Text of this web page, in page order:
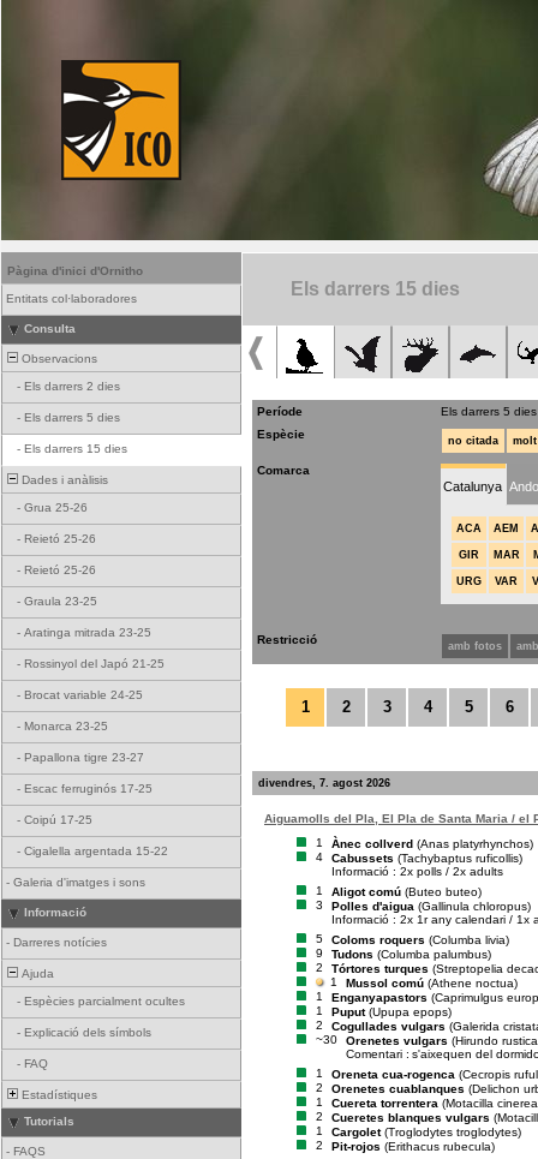
Pàgina d'inici d'Ornitho
Entitats col·laboradores
Consulta
Observacions
- Els darrers 2 dies
- Els darrers 5 dies
- Els darrers 15 dies
Dades i anàlisis
- Grua 25-26
- Reietó 25-26
- Reietó 25-26
- Graula 23-25
- Aratinga mitrada 23-25
- Rossinyol del Japó 21-25
- Brocat variable 24-25
- Monarca 23-25
- Papallona tigre 23-27
- Escac ferruginós 17-25
- Coipú 17-25
- Cigalella argentada 15-22
- Galeria d'imatges i sons
Informació
- Darreres notícies
Ajuda
- Espècies parcialment ocultes
- Explicació dels símbols
- FAQ
Estadístiques
Tutorials
- FAQS
Els darrers 15 dies
Període
Els darrers 5 dies
Espècie
no citada
Comarca
Catalunya
ACA AEM
GIR MAR
URG VAR
Restricció amb fotos
1 2 3 4 5 6
divendres, 7. agost 2026
Aiguamolls del Pla, El Pla de Santa Maria / el
1
Ànec collverd (Anas platyrhynchos)
4
Cabussets (Tachybaptus ruficollis)
Informació : 2x polls / 2x adults
1
Aligot comú (Buteo buteo)
3
Polles d'aigua (Gallinula chloropus)
Informació : 2x 1r any calendari / 1x
5
Coloms roquers (Columba livia)
9
Tudons (Columba palumbus)
2
Tórtores turques (Streptopelia
1
Mussol comú (Athene noctua)
1
Enganyapastors (Caprimulgus
1
Puput (Upupa epops)
2
Cogullades vulgars (Galerida
~30
Orenetes vulgars (Hirundo
Comentari : s'aixequen del
1
Oreneta cua-rogenca (Cecropis
2
Orenetes cuablanques (Delichon
1
Cuereta torrentera (Motacilla
2
Cueretes blanques vulgars
1
Cargolet (Troglodytes troglodytes)
2
Pit-rojos (Erithacus rubecula)